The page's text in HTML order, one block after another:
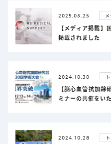
2025.03.25
【メディア掲載
掲載されました
2024.10.30
【脳心血管抗加
ミナーの共催をい
2024.10.28